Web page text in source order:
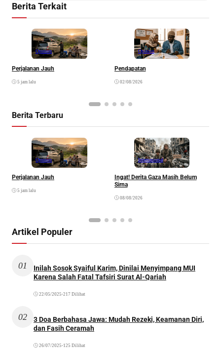
Berita Terkait
Opinion
Perjalanan Jauh
5 jam lalu
Opinion
Pendapatan
02/08/2026
Berita Terbaru
Opinion
Perjalanan Jauh
5 jam lalu
Internasional
Ingat! Derita Gaza Masih Belum
Sirna
08/08/2026
Artikel Populer
01
Inilah Sosok Syaiful Karim, Dinilai Menyimpang MUI
Karena Salah Fatal Tafsiri Surat Al-Qariah
22/05/2025 •217 Dilihat
02
3 Doa Berbahasa Jawa: Mudah Rezeki, Keamanan Diri,
dan Fasih Ceramah
26/07/2025 •125 Dilihat